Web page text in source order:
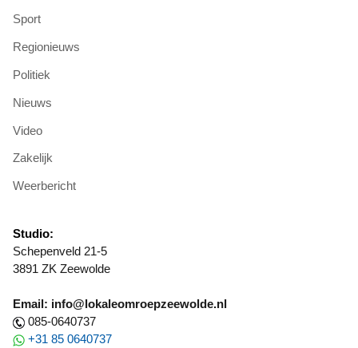
Sport
Regionieuws
Politiek
Nieuws
Video
Zakelijk
Weerbericht
Studio:
Schepenveld 21-5
3891 ZK Zeewolde
Email: info@lokaleomroepzeewolde.nl
085-0640737
+31 85 0640737